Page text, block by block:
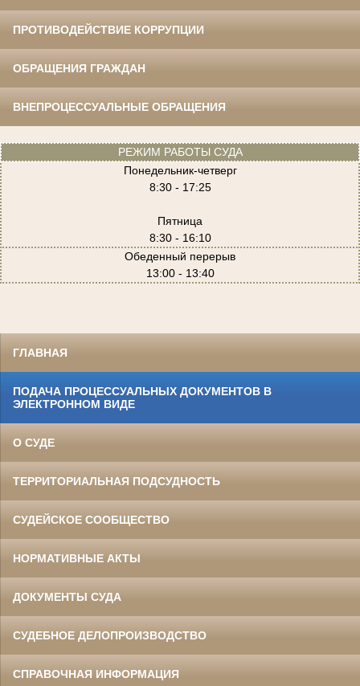
ПРОТИВОДЕЙСТВИЕ КОРРУПЦИИ
ОБРАЩЕНИЯ ГРАЖДАН
ВНЕПРОЦЕССУАЛЬНЫЕ ОБРАЩЕНИЯ
РЕЖИМ РАБОТЫ СУДА
Понедельник-четверг
8:30 - 17:25
Пятница
8:30 - 16:10
Обеденный перерыв
13:00 - 13:40
ГЛАВНАЯ
ПОДАЧА ПРОЦЕССУАЛЬНЫХ ДОКУМЕНТОВ В
ЭЛЕКТРОННОМ ВИДЕ
О СУДЕ
ТЕРРИТОРИАЛЬНАЯ ПОДСУДНОСТЬ
СУДЕЙСКОЕ СООБЩЕСТВО
НОРМАТИВНЫЕ АКТЫ
ДОКУМЕНТЫ СУДА
СУДЕБНОЕ ДЕЛОПРОИЗВОДСТВО
СПРАВОЧНАЯ ИНФОРМАЦИЯ